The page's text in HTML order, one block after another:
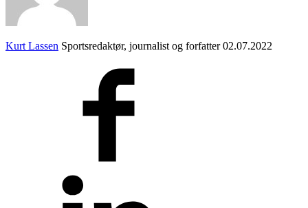
Kurt Lassen Sportsredaktør, journalist og forfatter 02.07.2022